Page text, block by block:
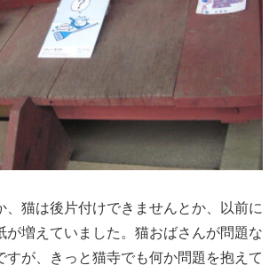
、猫は後片付けできませんとか、以前に
が増えていました。猫おばさんが問題な
すが、きっと猫寺でも何か問題を抱えて